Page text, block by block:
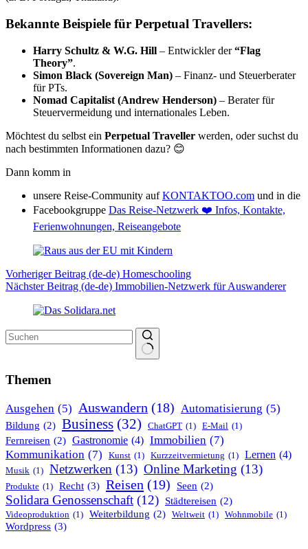
Bekannte Beispiele für Perpetual Travellers:
Harry Schultz & W.G. Hill – Entwickler der“Flag
Theory”.
Simon Black (Sovereign Man) – Finanz- und Steuer­be­rater
für PTs.
Nomad Capitalist (Andrew Henderson) – Berater für
Steuer­ver­meidung und inter­na­tio­nales Leben.
Möchtest du selbst ein Perpetual Traveller werden, oder suchst du
nach bestimmten Infor­ma­tionen dazu? 😊
Dann komm in
unsere Reise-Community aufKONTAKTOO.com und in die
Facebook­gruppe Das Reise-Netzwerk ❤️ Infos, Kontakte,
Ferien­woh­nungen, Reise­an­gebote
VorherigerBeitrag (de-de) Homeschooling
NächsterBeitrag (de-de) Immobilien-Netzwerk für Auswanderer
Ergebnisse
Themen
Ausgehen (5) Auswandern (18) Automatisierung (5)
Bildung (2) Business (32) ChatGPT (1) E-Mail (1)
Fernreisen (2) Gastronomie (4) Immobilien (7)
Kommunikation (7) Kunst (1) Kurzzeitvermietung (1) Lernen (4)
Musik (1) Netzwerken (13) Online Marketing (13)
Produkte (1) Recht (3) Reisen (19) Seen (2)
Solidara Genossenschaft (12) Städtereisen (2)
Videoproduktion (1) Weiterbildung (2) Weltweit (1) Wohnmobile (1)
Wordpress (3)